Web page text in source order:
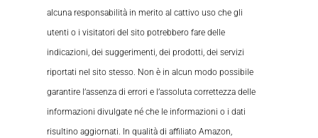
alcuna responsabilità in merito al cattivo uso che gli
utenti o i visitatori del sito potrebbero fare delle
indicazioni, dei suggerimenti, dei prodotti, dei servizi
riportati nel sito stesso. Non è in alcun modo possibile
garantire l’assenza di errori e l’assoluta correttezza delle
informazioni divulgate né che le informazioni o i dati
risultino aggiornati. In qualità di affiliato Amazon,